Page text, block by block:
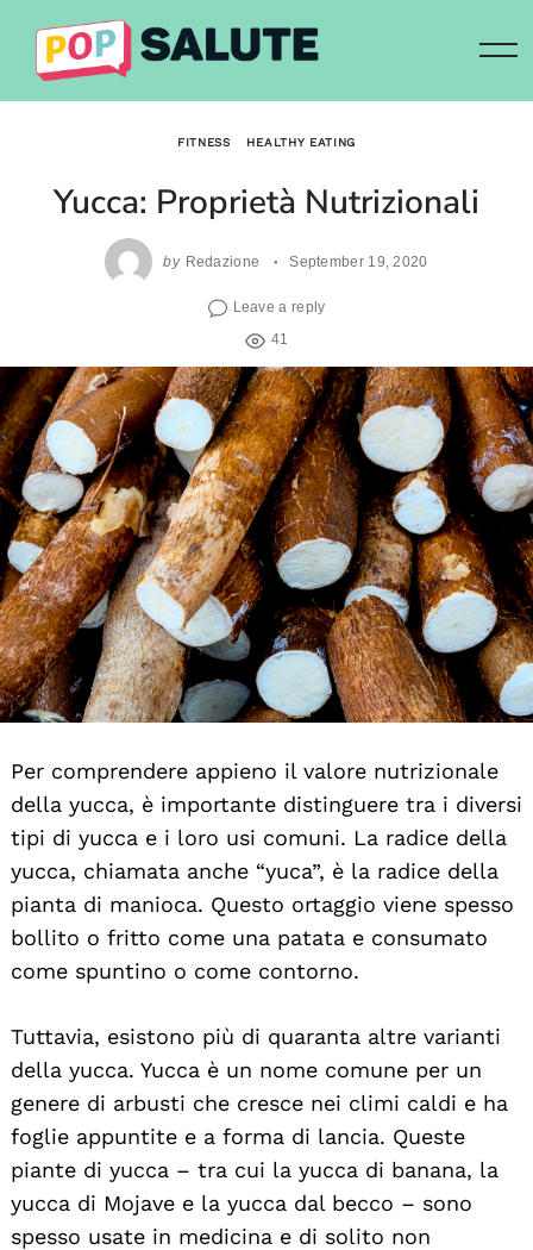
content
FITNESS HEALTHY EATING
Yucca: Proprietà Nutrizionali
by Redazione September 19, 2020
Leave a reply
41
Per comprendere appieno il valore nutrizionale
della yucca, è importante distinguere tra i diversi
tipi di yucca e i loro usi comuni. La radice della
yucca, chiamata anche “yuca”, è la radice della
pianta di manioca. Questo ortaggio viene spesso
bollito o fritto come una patata e consumato
come spuntino o come contorno.
Tuttavia, esistono più di quaranta altre varianti
della yucca. Yucca è un nome comune per un
genere di arbusti che cresce nei climi caldi e ha
foglie appuntite e a forma di lancia. Queste
piante di yucca – tra cui la yucca di banana, la
yucca di Mojave e la yucca dal becco – sono
spesso usate in medicina e di solito non